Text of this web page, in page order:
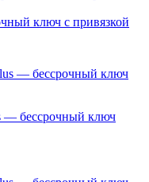
ключ с привязкой
— бессрочный ключ